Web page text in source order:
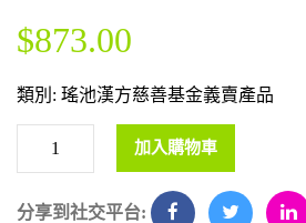
$873.00
類別: 瑤池漢方慈善基金義賣產品
加入購物車
分享到社交平台: